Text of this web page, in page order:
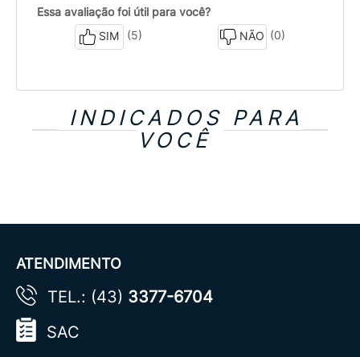
Essa avaliação foi útil para você?
SIM
(5) NÃO (0)
INDICADOS PARA
VOCÊ
ATENDIMENTO
TEL.: (43) 3377-6704
SAC